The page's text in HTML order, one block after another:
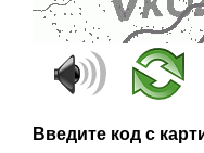
Введите код с